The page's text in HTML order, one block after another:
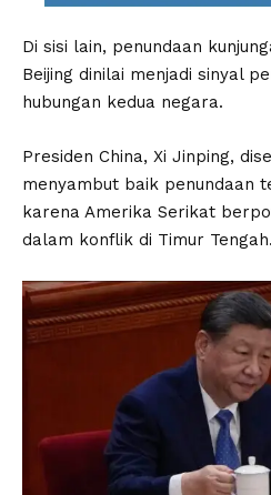
Di sisi lain, penundaan
Beijing dinilai menjadi sinyal
hubungan kedua negara.
Presiden China, Xi Jinping,
menyambut baik penundaan
karena Amerika Serikat
dalam konflik di Timur Tengah.